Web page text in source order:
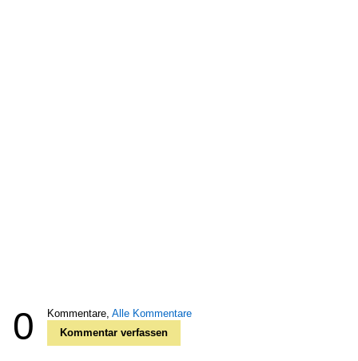
0 Kommentare, Alle Kommentare
Kommentar verfassen